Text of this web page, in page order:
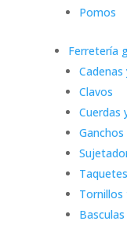
Pomos
Ferretería
Clavos
Cuerdas
Taquetes
Tornillos
Basculas